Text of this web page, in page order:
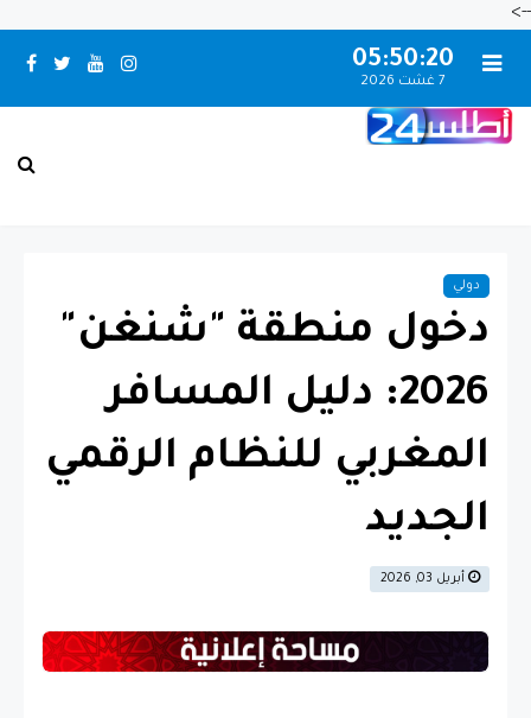
-->
05:50:21
7 غشت 2026
دولي
دخول منطقة "شنغن"
2026: دليل المسافر
المغربي للنظام الرقمي
الجديد
أبريل 03, 2026